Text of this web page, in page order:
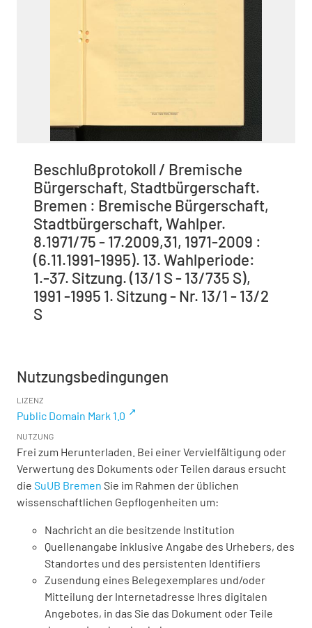
Beschlußprotokoll / Bremische
Bürgerschaft, Stadtbürgerschaft.
Bremen : Bremische Bürgerschaft,
Stadtbürgerschaft, Wahlper.
8.1971/75 - 17.2009,31, 1971-2009 :
(6.11.1991-1995). 13. Wahlperiode:
1.-37. Sitzung. (13/1 S - 13/735 S),
1991 -1995 1. Sitzung - Nr. 13/1 - 13/2
S
Nutzungsbedingungen
LIZENZ
Public Domain Mark 1.0
NUTZUNG
Frei zum Herunterladen. Bei einer Vervielfältigung oder
Verwertung des Dokuments oder Teilen daraus ersucht
die SuUB Bremen Sie im Rahmen der üblichen
wissenschaftlichen Gepflogenheiten um:
Nachricht an die besitzende Institution
Quellenangabe inklusive Angabe des Urhebers, des
Standortes und des persistenten Identifiers
Zusendung eines Belegexemplares und/oder
Mitteilung der Internetadresse Ihres digitalen
Angebotes, in das Sie das Dokument oder Teile